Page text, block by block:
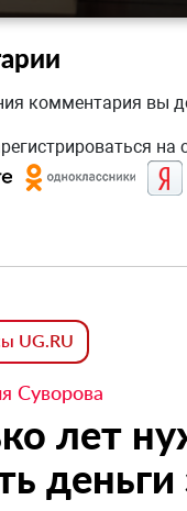
комментария вы
UG.RU
Суворова
лет